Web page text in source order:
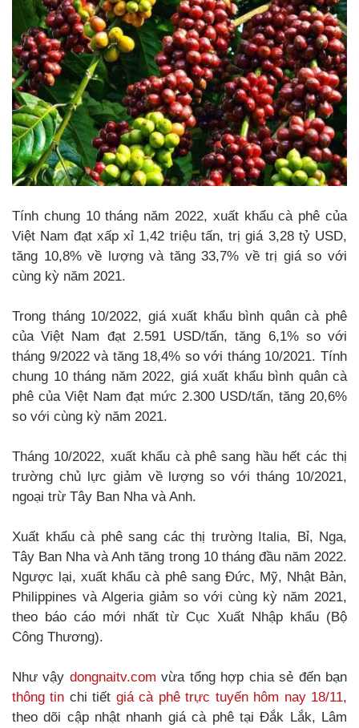
Tính chung 10 tháng năm 2022, xuất khẩu cà phê của
Việt Nam đạt xấp xỉ 1,42 triệu tấn, trị giá 3,28 tỷ USD,
tăng 10,8% về lượng và tăng 33,7% về trị giá so với
cùng kỳ năm 2021.
Trong tháng 10/2022, giá xuất khẩu bình quân cà phê
của Việt Nam đạt 2.591 USD/tấn, tăng 6,1% so với
tháng 9/2022 và tăng 18,4% so với tháng 10/2021. Tính
chung 10 tháng năm 2022, giá xuất khẩu bình quân cà
phê của Việt Nam đạt mức 2.300 USD/tấn, tăng 20,6%
so với cùng kỳ năm 2021.
Tháng 10/2022, xuất khẩu cà phê sang hầu hết các thị
trường chủ lực giảm về lượng so với tháng 10/2021,
ngoại trừ Tây Ban Nha và Anh.
Xuất khẩu cà phê sang các thị trường Italia, Bỉ, Nga,
Tây Ban Nha và Anh tăng trong 10 tháng đầu năm 2022.
Ngược lại, xuất khẩu cà phê sang Đức, Mỹ, Nhật Bản,
Philippines và Algeria giảm so với cùng kỳ năm 2021,
theo báo cáo mới nhất từ Cục Xuất Nhập khẩu (Bộ
Công Thương).
Như vậy dongnaitv.com vừa tổng hợp chia sẻ đến bạn
thông tin chi tiết giá cà phê trực tuyến hôm nay 18/11,
theo dõi cập nhật nhanh giá cà phê tại Đắk Lắk, Lâm